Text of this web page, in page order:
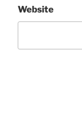
Website